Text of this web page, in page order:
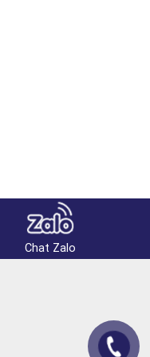
Chat Zalo